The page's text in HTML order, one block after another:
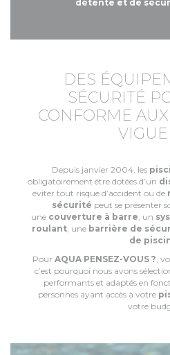
détente et de
DES
SÉCURITÉ
CONFORME
Depuis janvier 2004, les
obligatoirement être dotées d’un
éviter tout risque d’accident ou de
sécurité peut se présenter
une couverture à barre, un
roulant, une barrière de
de
Pour AQUA PENSEZ-VOUS ?,
c’est pourquoi nous avons
performants et adaptés en
personnes ayant accès à votre
votre